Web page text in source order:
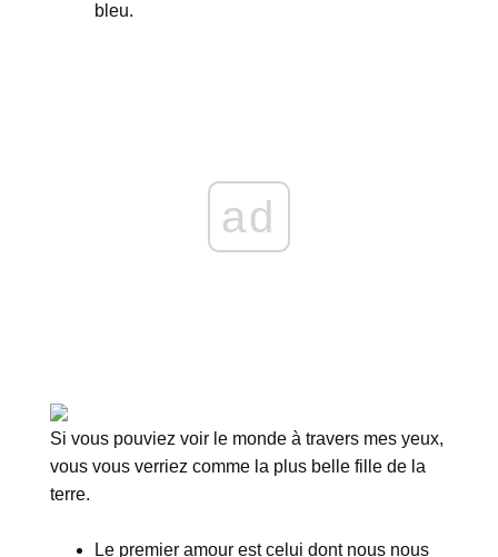
bleu.
ad
Si vous pouviez voir le monde à travers mes yeux,
vous vous verriez comme la plus belle fille de la
terre.
Le premier amour est celui dont nous nous